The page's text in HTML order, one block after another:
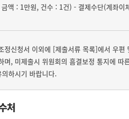
액 : 1만원, 건수 : 1건) - 결제수단(계좌
정신청서 이외에 [제출서류 목록]에서 우
며, 미제출시 위원회의 흠결보정 통지에 따
하시기 바랍니다.
처